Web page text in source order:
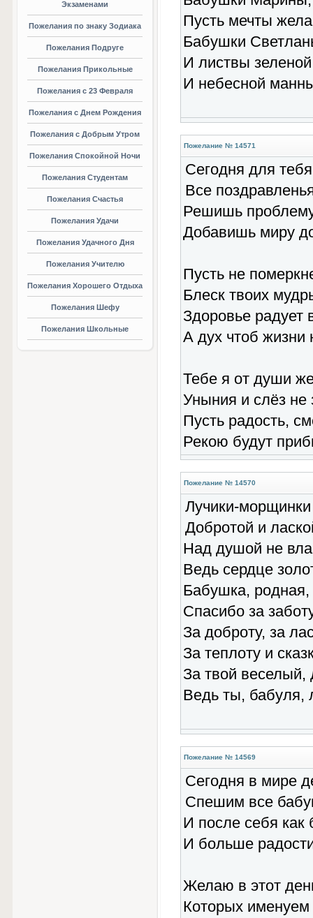
Экзаменами
Пожелания по знаку Зодиака
Пожелания Подруге
Пожелания Прикольные
Пожелания с 23 Февраля
Пожелания с Днем Рождения
Пожелания с Добрым Утром
Пожелания Спокойной Ночи
Пожелания Студентам
Пожелания Счастья
Пожелания Удачи
Пожелания Удачного Дня
Пожелания Учителю
Пожелания Хорошего Отдыха
Пожелания Шефу
Пожелания Школьные
Пусть мечты
Бабушки
И листвы
И небесной
Пожелание № 14571
Сегодня для
Все
Решишь
Добавишь миру
Пусть не
Блеск твоих
Здоровье радует
А дух чтоб жизни
Тебе я от души
Уныния и слёз не
Пусть радость,
Рекою будут
Пожелание № 14570
Лучики-
Добротой и
Над душой не
Ведь сердце
Бабушка, родная,
Спасибо за
За доброту, за
За теплоту и
За твой
Ведь ты, бабуля,
Пожелание № 14569
Сегодня в мире
Спешим все
И после себя
И больше
Желаю в этот
Которых